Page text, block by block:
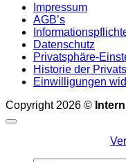
Impressum
AGB’s
Datenschutz
Privatsphäre-
Historie der
Einwilligungen
Copyright 2026 ©